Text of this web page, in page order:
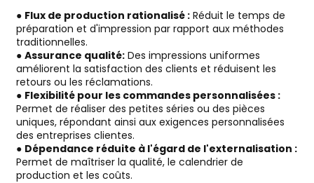
● Flux de production rationalisé :Réduit le temps de
préparation et d'impression par rapport aux méthodes
traditionnelles.
● Assurance qualité:Des impressions uniformes
améliorent la satisfaction des clients et réduisent les
retours ou les réclamations.
● Flexibilité pour les commandes personnalisées :
Permet de réaliser des petites séries ou des pièces
uniques, répondant ainsi aux exigences personnalisées
des entreprises clientes.
● Dépendance réduite à l'égard de l'externalisation :
Permet de maîtriser la qualité, le calendrier de
production et les coûts.